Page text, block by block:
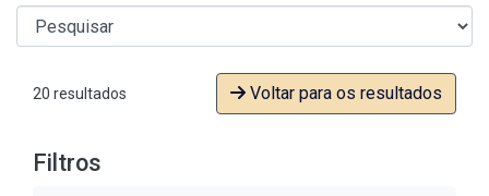
20 resultados Voltar para os resultados
Filtros